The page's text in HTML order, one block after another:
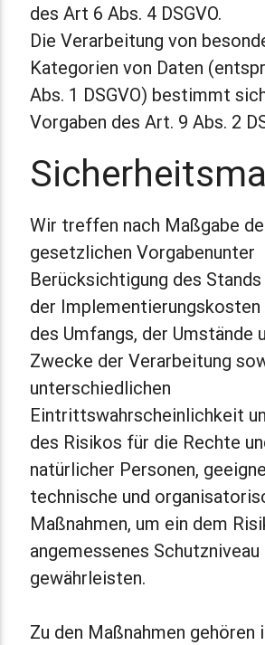
des Art 6 Abs. 4 DSGVO.
Die Verarbeitung von
Kategorien von Daten
Abs. 1 DSGVO) bestimmt
Vorgaben des Art. 9 Abs. 2
Wir treffen nach Maßgabe
gesetzlichen Vorgabenunter
Berücksichtigung des
der Implementierungskosten
des Umfangs, der Umstände
Zwecke der Verarbeitung
unterschiedlichen
Eintrittswahrscheinlichkeit
des Risikos für die Rechte
natürlicher Personen,
technische und
Maßnahmen, um ein dem
angemessenes Schutzniveau
gewährleisten.
Zu den Maßnahmen gehören